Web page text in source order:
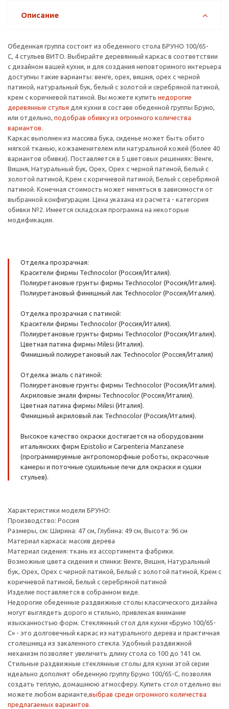
Описание
Обеденная группа состоит из обеденного стола БРУНО 100/65-
С, 4 стульев ВИТО. Выбирайте деревянный каркас в соответствии
с дизайном вашей кухни, и для создания неповторимого интерьера
доступны такие варианты: венге, орех, вишня, орех с черной
патиной, натуральный бук, белый с золотой и серебряной патиной,
крем с коричневой патиной. Вы можете купить недорогие
деревянные стулья для кухни в составе обеденной группы Бруно,
или отдельно, подобрав обивку из огромного количества
вариантов.
Каркас выполнен из массива бука, сиденье может быть обито
мягкой тканью, кожзаменителем или натуральной кожей (более 40
вариантов обивки). Поставляется в 5 цветовых решениях: Венге,
Вишня, Натуральный бук, Орех, Орех с черной патиной, Белый с
золотой патиной, Крем с коричневой патиной, Белый с серебряной
патиной. Конечная стоимость может меняться в зависимости от
выбранной конфигурации. Цена указана из расчета - категория
обивки №2. Имеется складская программа на некоторые
модификации.
Отделка прозрачная:
Красители фирмы Technocolor (Россия/Италия).
Полиуретановые грунты фирмы Technocolor (Россия/Италия).
Полиуретановый финишный лак Technocolor (Россия/Италия).
Отделка прозрачная с патиной:
Красители фирмы Technocolor (Россия/Италия).
Полиуретановые грунты фирмы Technocolor (Россия/Италия).
Цветная патина фирмы Milesi (Италия).
Финишный полиуретановый лак Technocolor (Россия/Италия)
Отделка эмаль с патиной:
Полиуретановые грунты фирмы Technocolor (Россия/Италия).
Акриловые эмали фирмы Technocolor (Россия/Италия).
Цветная патина фирмы Milesi (Италия).
Финишный акриловый лак Technocolor (Россия/Италия).
Высокое качество окраски достигается на оборудовании
итальянских фирм Epistolio и Carpenteria Manzanese
(программируемые антропоморфные роботы, окрасочные
камеры и поточные сушильные печи для окраски и сушки
стульев).
Характеристики модели БРУНО:
Производство: Россия
Размеры, см: Ширина: 47 см, Глубина: 49 см, Высота: 96 см
Материал каркаса: массив дерева
Материал сидения: ткань из ассортимента фабрики.
Возможные цвета сидения и спинки: Венге, Вишня, Натуральный
бук, Орех, Орех с черной патиной, Белый с золотой патиной, Крем с
коричневой патиной, Белый с серебряной патиной
Изделие поставляется в собранном виде.
Недорогие обеденные раздвижные столы классического дизайна
могут выглядеть дорого и стильно, привлекая внимание
изысканностью форм. Стеклянный стол для кухни «Бруно 100/65-
С» - это долговечный каркас из натурального дерева и практичная
столешница из закаленного стекла. Удобный раздвижной
механизм позволяет увеличить длину стола со 100 до 141 см.
Стильные раздвижные стеклянные столы для кухни этой серии
идеально дополнят обеденную группу Бруно 100/65-С, позволяя
создать теплую, домашнюю атмосферу. Купить стол отдельно вы
можете любом варианте,выбрав среди огромного количества
предлагаемых вариантов.